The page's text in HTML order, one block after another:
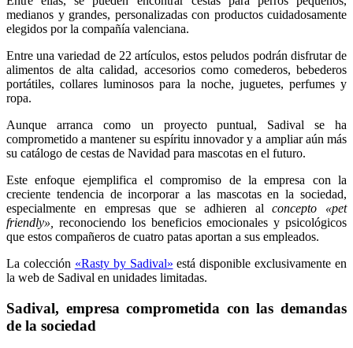
medianos y grandes, personalizadas con productos cuidadosamente
elegidos por la compañía valenciana.
Entre una variedad de 22 artículos, estos peludos podrán disfrutar de
alimentos de alta calidad, accesorios como comederos, bebederos
portátiles, collares luminosos para la noche, juguetes, perfumes y
ropa.
Aunque arranca como un proyecto puntual, Sadival se ha
comprometido a mantener su espíritu innovador y a ampliar aún más
su catálogo de cestas de Navidad para mascotas en el futuro.
Este enfoque ejemplifica el compromiso de la empresa con la
creciente tendencia de incorporar a las mascotas en la sociedad,
especialmente en empresas que se adhieren alconcepto «pet
friendly»,
reconociendo los beneficios emocionales y psicológicos
que estos compañeros de cuatro patas aportan a sus empleados.
La colección «Rasty by Sadival» está disponible exclusivamente en
la web de Sadival en unidades limitadas.
Sadival, empresa comprometida con las demandas
de la sociedad